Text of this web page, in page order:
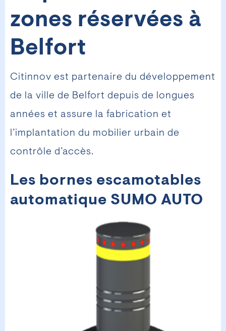
zones réservées à
Belfort
Citinnov est partenaire du développement
de la ville de Belfort depuis de longues
années et assure la fabrication et
l’implantation du mobilier urbain de
contrôle d’accès.
Les bornes escamotables
automatique SUMO AUTO